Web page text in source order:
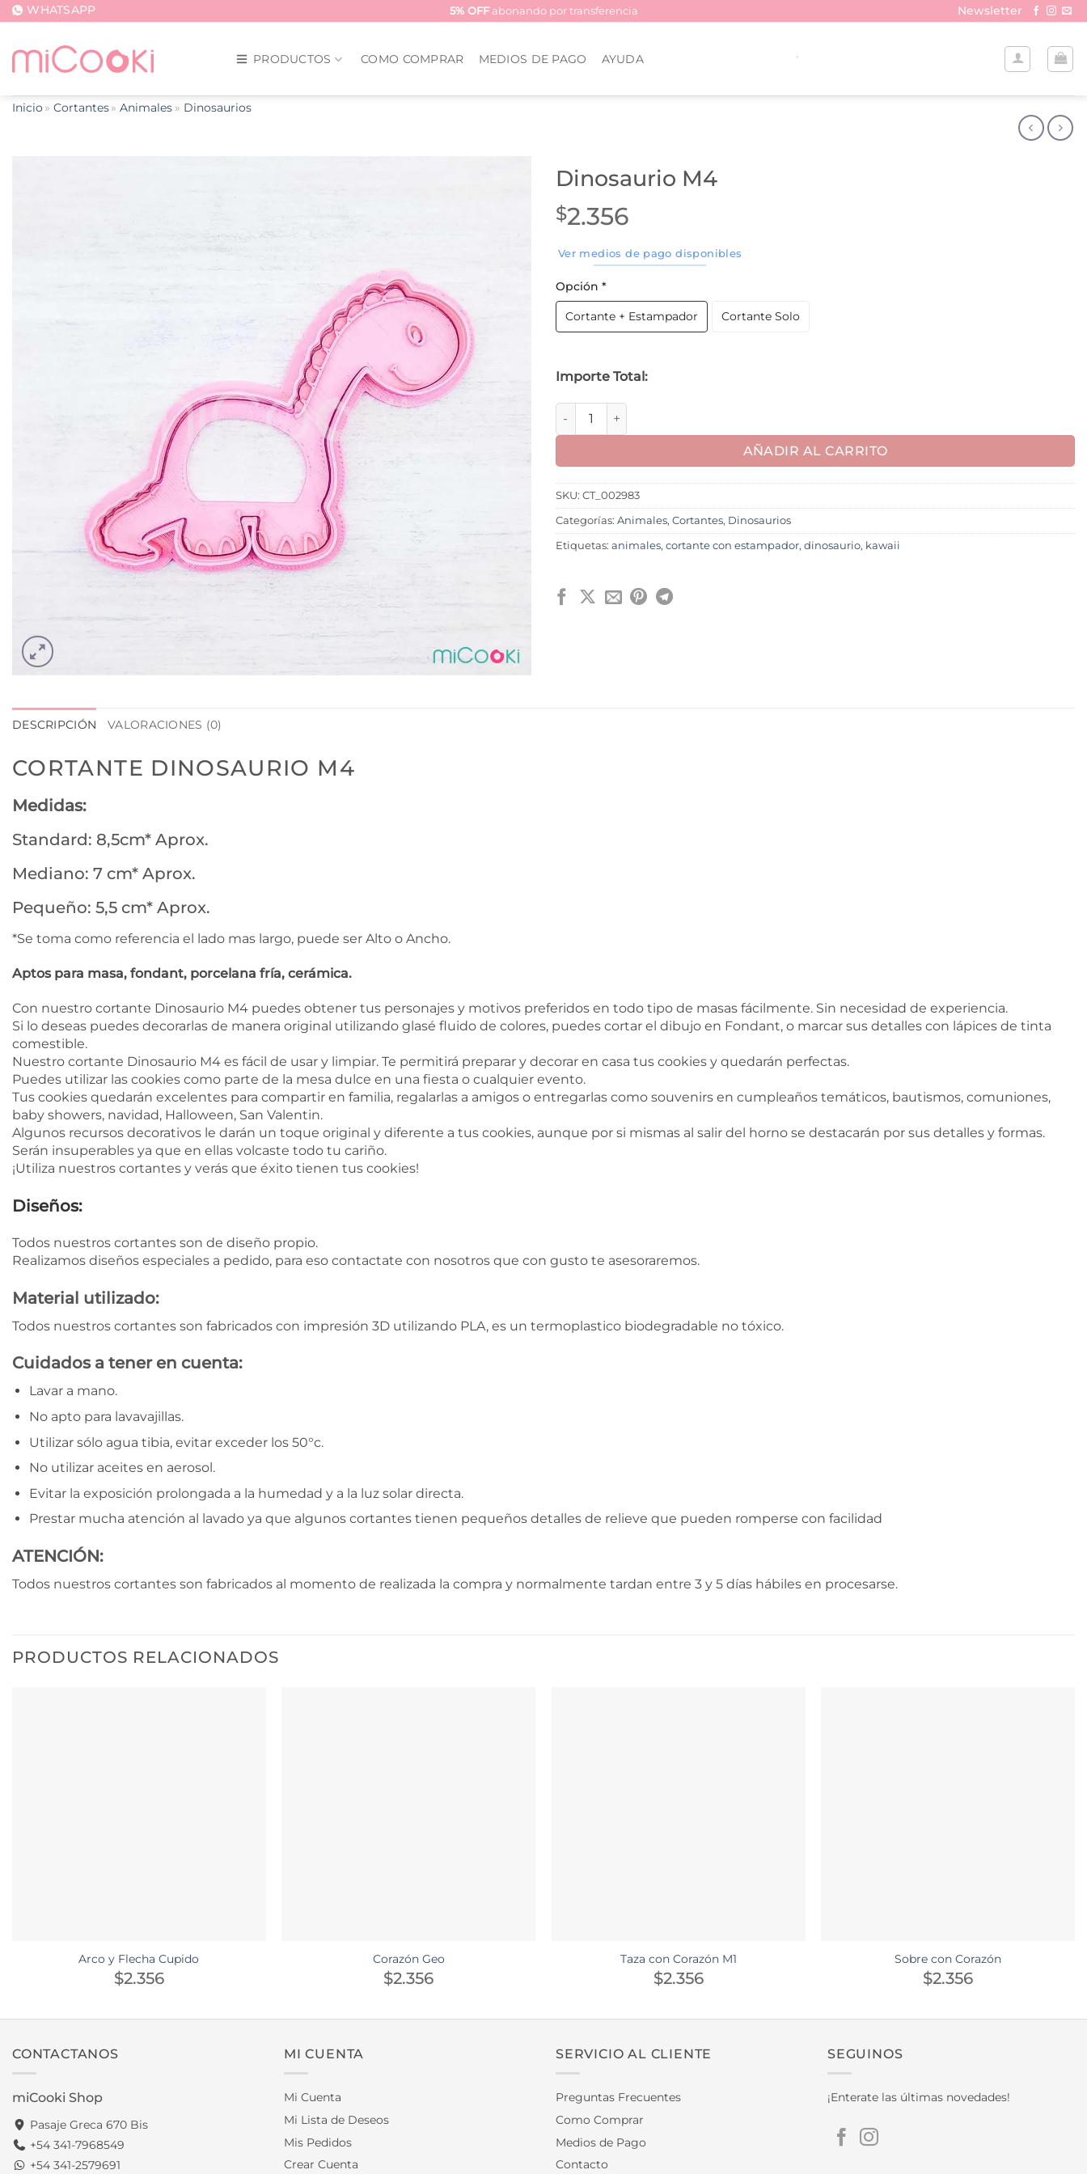
Saltar
contenido
WHATSAPP 5% OFFabonando por transferencia Newsletter
PRODUCTOS COMO COMPRAR MEDIOS DE PAGO AYUDA
Inicio Cortantes Animales Dinosaurios
Dinosaurio M4
$2.356
Ver medios de pago disponibles
Opción *
Cortante + Estampador Cortante Solo
Importe Total:
Dinosaurio M4 cantidad
AÑADIR AL CARRITO
SKU: CT_002983
Categorías: Animales, Cortantes, Dinosaurios
Etiquetas: animales, cortante con estampador, dinosaurio, kawaii
DESCRIPCIÓN VALORACIONES (0)
CORTANTE DINOSAURIO M4
Medidas:
Standard: 8,5cm* Aprox.
Mediano: 7 cm* Aprox.
Pequeño: 5,5 cm* Aprox.
*Se toma como referencia el lado mas largo, puede ser Alto o Ancho.
Aptos para masa, fondant, porcelana fría, cerámica.
Con nuestro cortante Dinosaurio M4 puedes obtener tus personajes y motivos preferidos en todo tipo de masas fácilmente. Sin necesidad de experiencia.
Si lo deseas puedes decorarlas de manera original utilizando glasé fluido de colores, puedes cortar el dibujo en Fondant, o marcar sus detalles con lápices de tinta
comestible.
Nuestro cortante Dinosaurio M4 es fácil de usar y limpiar. Te permitirá preparar y decorar en casa tus cookies y quedarán perfectas.
Puedes utilizar las cookies como parte de la mesa dulce en una fiesta o cualquier evento.
Tus cookies quedarán excelentes para compartir en familia, regalarlas a amigos o entregarlas como souvenirs en cumpleaños temáticos, bautismos, comuniones,
baby showers, navidad, Halloween, San Valentin.
Algunos recursos decorativos le darán un toque original y diferente a tus cookies, aunque por si mismas al salir del horno se destacarán por sus detalles y formas.
Serán insuperables ya que en ellas volcaste todo tu cariño.
¡Utiliza nuestros cortantes y verás que éxito tienen tus cookies!
Diseños:
Todos nuestros cortantes son de diseño propio.
Realizamos diseños especiales a pedido, para eso contactate con nosotros que con gusto te asesoraremos.
Material utilizado:
Todos nuestros cortantes son fabricados con impresión 3D utilizando PLA, es un termoplastico biodegradable no tóxico.
Cuidados a tener en cuenta:
Lavar a mano.
No apto para lavavajillas.
Utilizar sólo agua tibia, evitar exceder los 50°c.
No utilizar aceites en aerosol.
Evitar la exposición prolongada a la humedad y a la luz solar directa.
Prestar mucha atención al lavado ya que algunos cortantes tienen pequeños detalles de relieve que pueden romperse con facilidad
ATENCIÓN:
Todos nuestros cortantes son fabricados al momento de realizada la compra y normalmente tardan entre 3 y 5 días hábiles en procesarse.
PRODUCTOS RELACIONADOS
Arco y Flecha Cupido
$2.356
Corazón Geo
$2.356
Taza con Corazón M1
$2.356
Sobre con Corazón
$2.356
CONTACTANOS
miCooki Shop
Pasaje Greca 670 Bis
+54 341-7968549
+54 341-2579691
MI CUENTA
Mi Cuenta
Mi Lista de Deseos
Mis Pedidos
Crear Cuenta
SERVICIO AL CLIENTE
Preguntas Frecuentes
Como Comprar
Medios de Pago
Contacto
SEGUINOS
¡Enterate las últimas novedades!